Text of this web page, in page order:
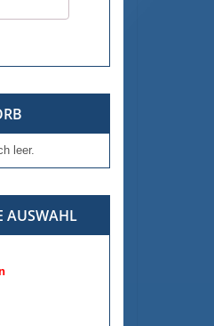
leer.
AUSWAHL